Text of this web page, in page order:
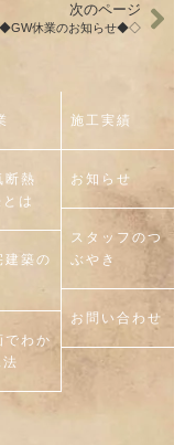
次のページ
休業のお知らせ◆◇
熱
は
築の
わか
施工実績
お知らせ
スタッフのつ
ぶやき
お問い合わせ